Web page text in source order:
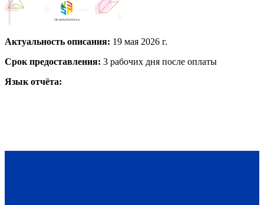
Актуальность описания: 19 мая 2026 г.
Срок предоставления: 3 рабочих дня после оплаты
Язык отчёта: